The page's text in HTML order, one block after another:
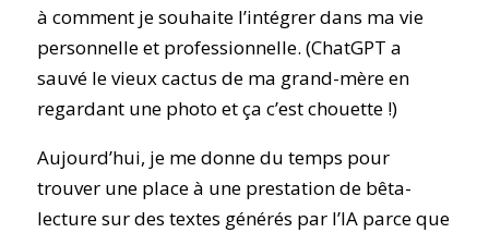
à comment je souhaite l’intégrer dans ma vie
personnelle et professionnelle. (ChatGPT a
sauvé le vieux cactus de ma grand-mère en
regardant une photo et ça c’est chouette !)
Aujourd’hui, je me donne du temps pour
trouver une place à une prestation de bêta-
lecture sur des textes générés par l’IA parce que